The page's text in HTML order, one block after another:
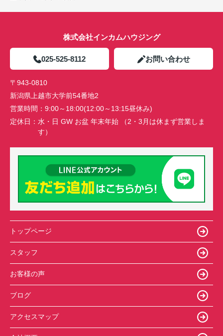
株式会社インカムハウジング
025-525-8112 お問い合わせ
〒943-0810
新潟県上越市大学前54番地2
営業時間： 9:00～18:00(12:00～13:15昼休み)
定休日： 水・日 GW お盆 年末年始 （2・3月は休まず営業しま
す）
トップページ
スタッフ
お客様の声
ブログ
アクセスマップ